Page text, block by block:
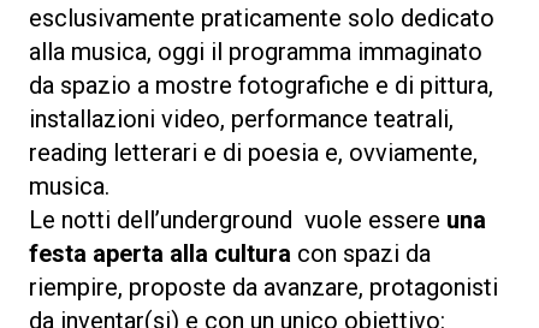
esclusivamente praticamente solo dedicato
alla musica, oggi il programma immaginato
da spazio a mostre fotografiche e di pittura,
installazioni video, performance teatrali,
reading letterari e di poesia e, ovviamente,
musica.
Le notti dell’underground vuole essere una
festa aperta alla cultura con spazi da
riempire, proposte da avanzare, protagonisti
da inventar(si) e con un unico obiettivo: